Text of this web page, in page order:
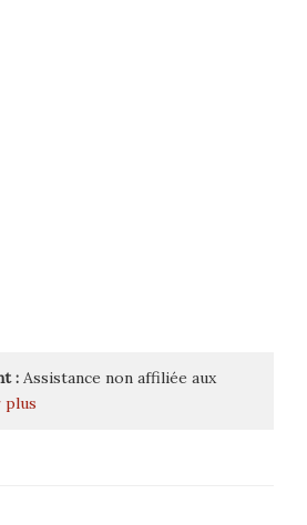
: Assistance non affiliée aux
plus